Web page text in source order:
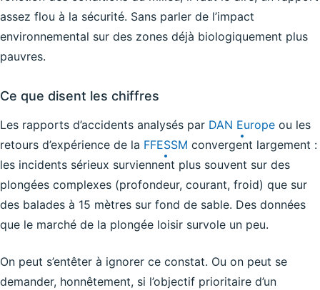
assez flou à la sécurité. Sans parler de l’impact
environnemental sur des zones déjà biologiquement plus
pauvres.
Ce que disent les chiffres
Les rapports d’accidents analysés par DAN Europe ou les
retours d’expérience de la FFESSM convergent largement :
les incidents sérieux surviennent plus souvent sur des
plongées complexes (profondeur, courant, froid) que sur
des balades à 15 mètres sur fond de sable. Des données
que le marché de la plongée loisir survole un peu.
On peut s’entêter à ignorer ce constat. Ou on peut se
demander, honnêtement, si l’objectif prioritaire d’un